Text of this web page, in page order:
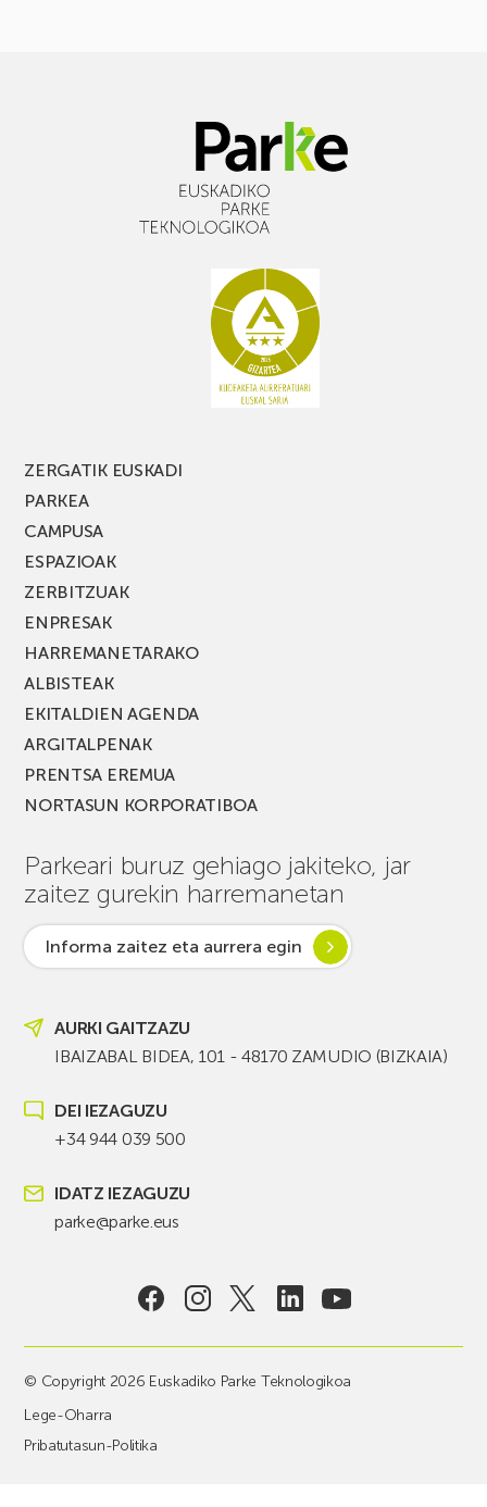
ZERGATIK EUSKADI
PARKEA
CAMPUSA
ESPAZIOAK
ZERBITZUAK
ENPRESAK
HARREMANETARAKO
ALBISTEAK
EKITALDIEN AGENDA
ARGITALPENAK
PRENTSA EREMUA
NORTASUN KORPORATIBOA
Parkeari buruz gehiago jakiteko, jar
zaitez gurekin harremanetan
Informa zaitez eta aurrera egin
AURKI GAITZAZU
IBAIZABAL BIDEA, 101 - 48170 ZAMUDIO (BIZKAIA)
DEI IEZAGUZU
+34 944 039 500
IDATZ IEZAGUZU
parke@parke.eus
© Copyright 2026 Euskadiko Parke Teknologikoa
Lege-Oharra
Pribatutasun-Politika